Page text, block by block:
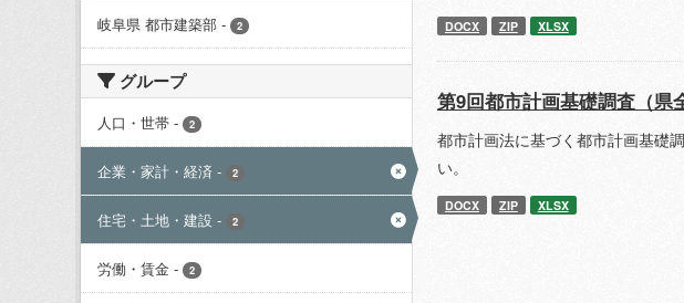
岐阜県 都市建築部 - 2
グループ
人口・世帯 - 2
企業・家計・経済 - 2
住宅・土地・建設 - 2
労働・賃金 - 2
DOCX ZIP XLSX
第9回都市計画基礎調査（県
都市計画法に基づく都市計画基礎
い。
DOCX ZIP XLSX